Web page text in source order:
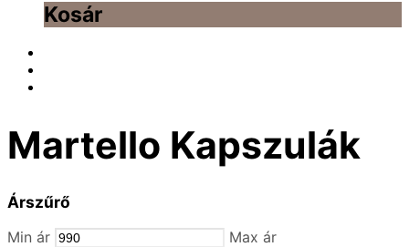
Kosár
Martello Kapszulák
Árszűrő
Min ár Max ár